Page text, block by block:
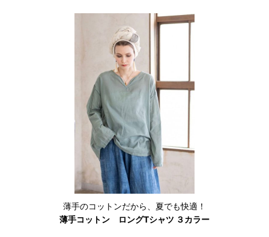
薄手のコットンだから、夏でも快適！
薄手コットン ロングTシャツ ３カラー